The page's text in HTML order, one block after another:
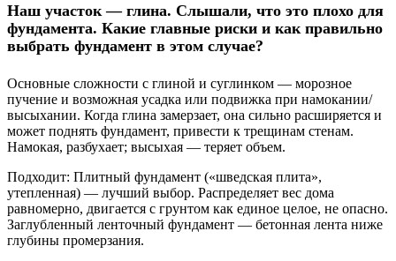
Наш участок — глина. Слышали, что это плохо для
фундамента. Какие главные риски и как правильно
выбрать фундамент в этом случае?
Основные сложности с глиной и суглинком — морозное
пучение и возможная усадка или подвижка при намокании/
высыхании. Когда глина замерзает, она сильно расширяется и
может поднять фундамент, привести к трещинам стенам.
Намокая, разбухает; высыхая — теряет объем.
Подходит: Плитный фундамент («шведская плита»,
утепленная) — лучший выбор. Распределяет вес дома
равномерно, двигается с грунтом как единое целое, не опасно.
Заглубленный ленточный фундамент — бетонная лента ниже
глубины промерзания.